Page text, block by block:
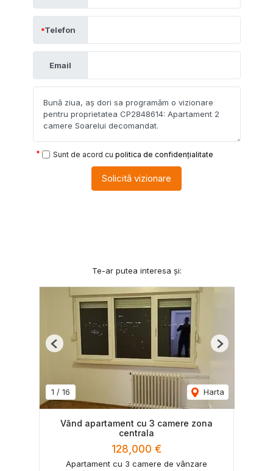
Telefon
Email
Sunt de acord cu politica de confidențialitate
Solicită vizionare
Te-ar putea interesa și:
1 / 16 Harta
Previous Next
Vând apartament cu 3 camere zona
centrala
128,000 €
Apartament cu 3 camere de vânzare